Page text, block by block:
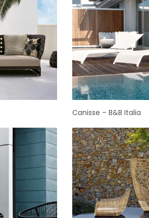
Canisse – B&B Italia